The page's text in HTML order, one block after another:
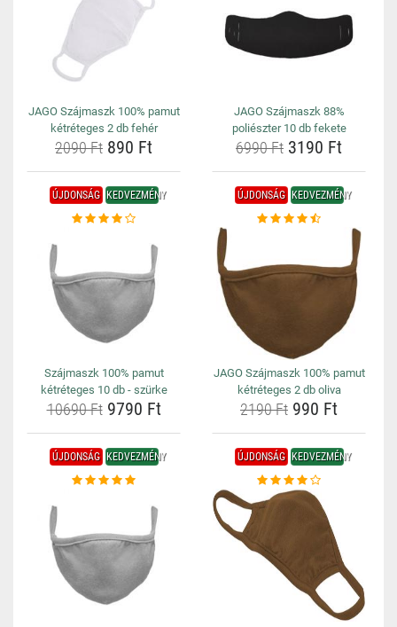
JAGO Szájmaszk 100% pamut
kétréteges 2 db fehér
2090 Ft 890 Ft
JAGO Szájmaszk 88%
poliészter 10 db fekete
6990 Ft 3190 Ft
ÚJDONSÁG KEDVEZMÉNY
Szájmaszk 100% pamut
kétréteges 10 db - szürke
10690 Ft9790 Ft
ÚJDONSÁG KEDVEZMÉNY
JAGO Szájmaszk 100% pamut
kétréteges 2 db oliva
2190 Ft 990 Ft
ÚJDONSÁG KEDVEZMÉNY ÚJDONSÁG KEDVEZMÉNY